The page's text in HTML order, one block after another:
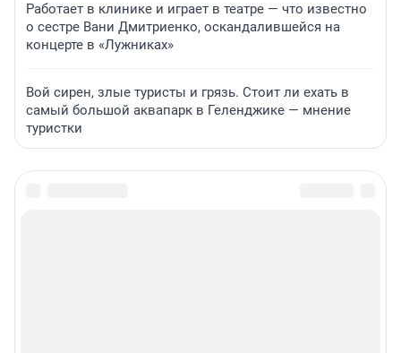
Работает в клинике и играет в театре — что известно
о сестре Вани Дмитриенко, оскандалившейся на
концерте в «Лужниках»
Вой сирен, злые туристы и грязь. Стоит ли ехать в
самый большой аквапарк в Геленджике — мнение
туристки